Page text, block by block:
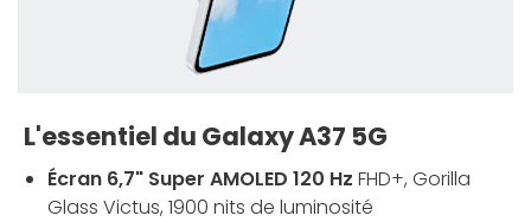
L'essentiel du Galaxy A37 5G
Écran 6,7" Super AMOLED 120 Hz FHD+, Gorilla
Glass Victus, 1900 nits de luminosité